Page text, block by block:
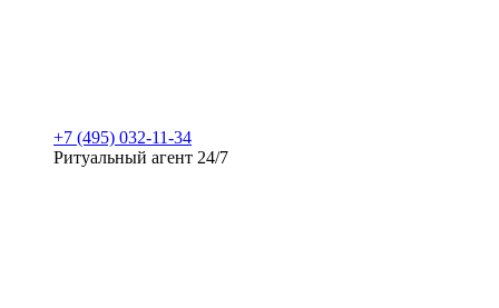
+7 (495) 032-11-34
Ритуальный агент 24/7